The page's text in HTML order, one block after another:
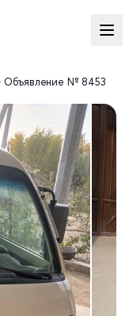
Объявление № 8453